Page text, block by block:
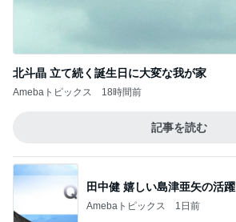
北斗晶 立て続く誕生日に大変な我が家
Amebaトピックス 18時間前
記事を読む
田中健 嬉しい島津亜矢の活躍
Amebaトピックス 1日前